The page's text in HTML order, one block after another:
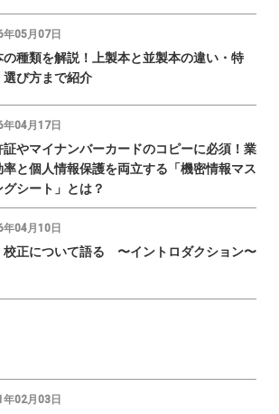
年05月07日
の種類を解説！上製本と並製本の違い・特
選び方まで紹介
年04月17日
証やマイナンバーカードのコピーに必須！業
率と個人情報保護を両立する「機密情報マス
グシート」とは？
年04月10日
正について語る 〜イントロダクション〜
年02月03日